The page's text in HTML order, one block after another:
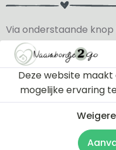
Via onderstaande
een tutorial die u een
ontwerptool. Hierdoor
naambordje helemaal
eigen smaak kunt
Bekijk de instructie
Deze website
mogelijke ervaring